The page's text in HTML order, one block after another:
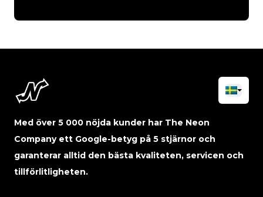
Med över 5 000 nöjda kunder har The Neon
Company ett Google-betyg på 5 stjärnor och
garanterar alltid den bästa kvaliteten, servicen och
tillförlitligheten.